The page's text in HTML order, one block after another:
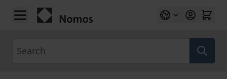
Skip to Content